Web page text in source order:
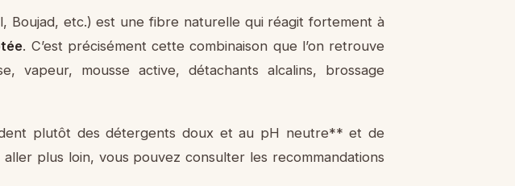
Boujad, etc.) est une fibre naturelle qui réagit fortement à
. C’est précisément cette combinaison que l’on retrouve
vapeur, mousse active, détachants alcalins, brossage
plutôt des détergents doux et au pH neutre** et de
plus loin, vous pouvez consulter les recommandations